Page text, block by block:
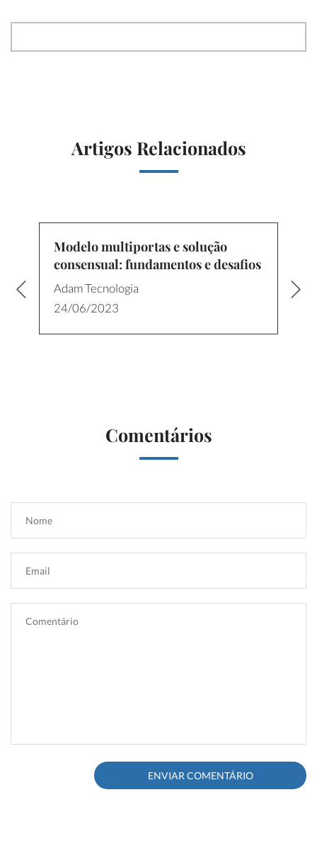
Artigos Relacionados
Modelo multiportas e solução
consensual: fundamentos e desafios
Adam Tecnologia
24/06/2023
Comentários